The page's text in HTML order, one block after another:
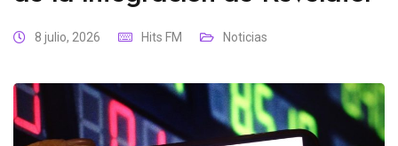
8 julio, 2026 Hits FM Noticias